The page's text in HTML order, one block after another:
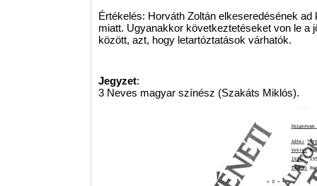
Értékelés: Horváth Zoltán elkeseredésének
miatt. Ugyanakkor következtetéseket von le a
között, azt, hogy letartóztatások várhatók.
Jegyzet:
3 Neves magyar színész (Szakáts Miklós).